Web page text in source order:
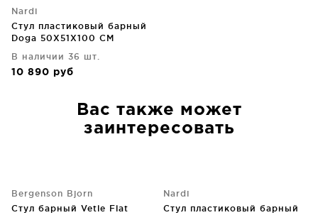
Nardi
Стул пластиковый барный
Doga 50X51X100 CM
В наличии 36 шт.
10 890 руб
Вас также может
заинтересовать
Bergenson Bjorn
Стул барный Vetle Flat
Nardi
Стул пластиковый барный